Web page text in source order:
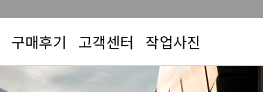
구매후기 고객센터 작업사진